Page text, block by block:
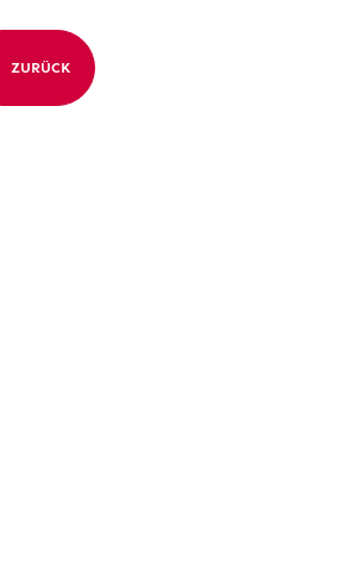
ZURÜCK